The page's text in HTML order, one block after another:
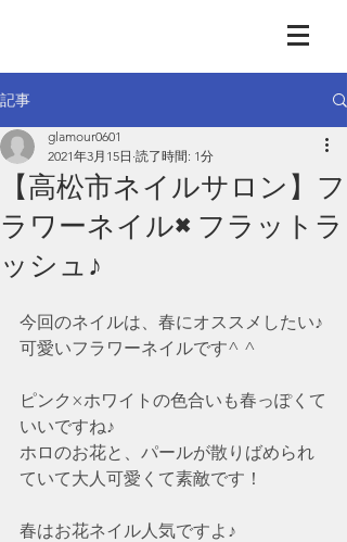
記事
【高松市ネイルサロン】フ
ラワーネイル×フラットラ
ッシュ♪
glamour0601
2021年3月15日 読了時間: 1分
今回のネイルは、春にオススメしたい♪
可愛いフラワーネイルです^ ^
ピンク×ホワイトの色合いも春っぽくて
いいですね♪
ホロのお花と、パールが散りばめられ
ていて大人可愛くて素敵です！
春はお花ネイル人気ですよ♪